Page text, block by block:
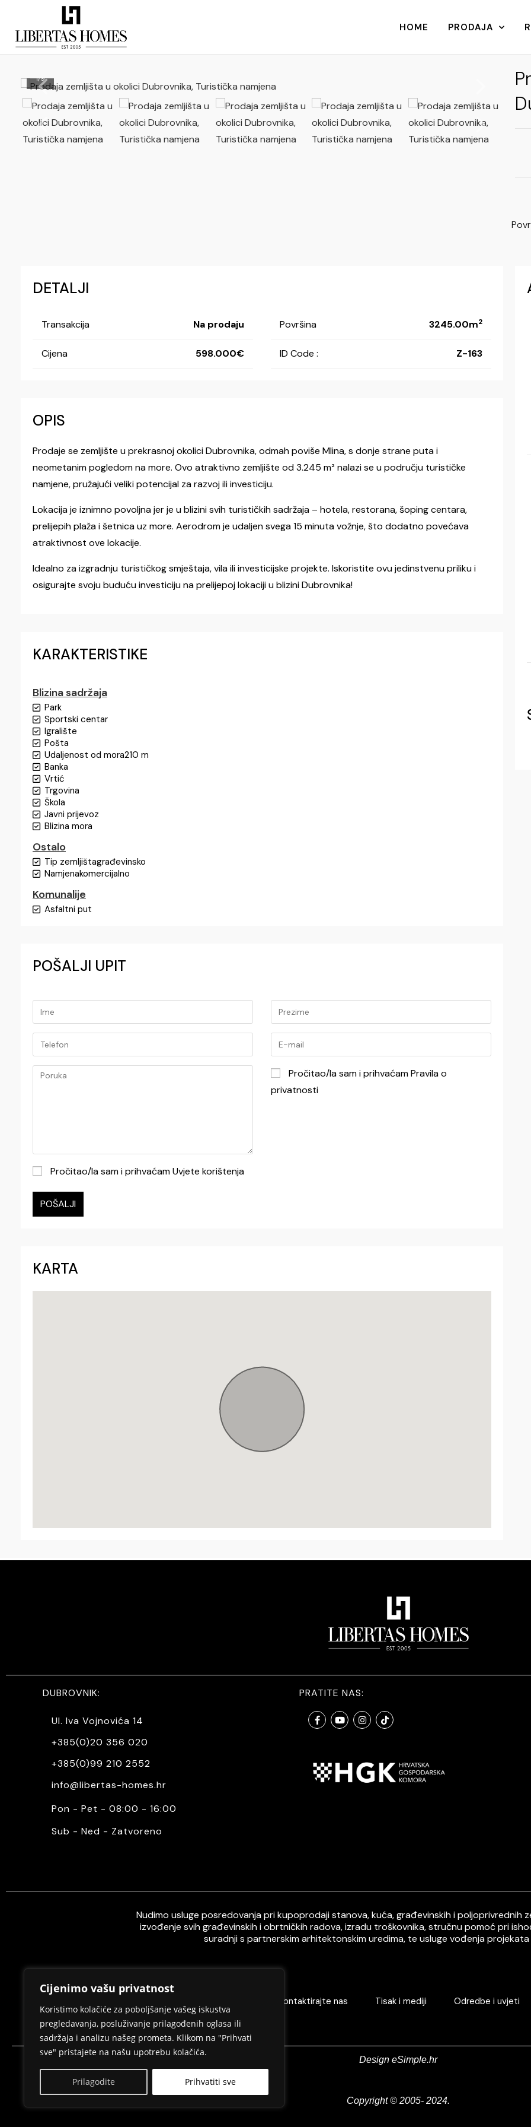
Cijenimo vašu privatnost
Koristimo kolačiće za poboljšanje vašeg iskustva
pregledavanja, posluživanje prilagođenih oglasa ili
sadržaja i analizu našeg prometa. Klikom na "Prihvati
sve" pristajete na našu upotrebu kolačića.
Prilagodite Prihvatiti sve
HOME PRODAJA
1/9
DETALJI
Transakcija Na prodaju Površina 3245.00m2
Cijena 598.000 ID Code : Z-163
OPIS
Prodaje se zemljište u prekrasnoj okolici Dubrovnika, odmah poviše Mlina, s donje strane puta i
neometanim pogledom na more. Ovo atraktivno zemljište od 3.245 m² nalazi se u području turističke
namjene, pružajući veliki potencijal za razvoj ili investiciju.
Lokacija je iznimno povoljna jer je u blizini svih turističkih sadržaja – hotela, restorana, šoping centara,
prelijepih plaža i šetnica uz more. Aerodrom je udaljen svega 15 minuta vožnje, što dodatno povećava
atraktivnost ove lokacije.
Idealno za izgradnju turističkog smještaja, vila ili investicijske projekte. Iskoristite ovu jedinstvenu priliku i
osigurajte svoju buduću investiciju na prelijepoj lokaciji u blizini Dubrovnika!
KARAKTERISTIKE
Blizina sadržaja
Park
Sportski centar
Igralište
Pošta
Udaljenost od mora210 m
Banka
Vrtić
Trgovina
Škola
Javni prijevoz
Blizina mora
Ostalo
Tip zemljištagrađevinsko
Namjenakomercijalno
Komunalije
Asfaltni put
POŠALJI UPIT
Pročitao/la sam i prihvaćam Pravila o
privatnosti
Pročitao/la sam i prihvaćam Uvjete korištenja
POŠALJI
KARTA
DUBROVNIK:
Ul. Iva Vojnovića 14
+385(0)20 356 020
+385(0)99 210 2552
info@libertas-homes.hr
Pon - Pet - 08:00 - 16:00
Sub - Ned - Zatvoreno
PRATITE NAS:
Nudimo usluge posredovanja pri kupoprodaji stanova, kuća, građevinskih i poljoprivrednih
izvođenje svih građevinskih i obrtničkih radova, izradu troškovnika, stručnu pomoć pri
suradnji s partnerskim arhitektonskim uredima, te usluge vođenja
Kontaktirajte nas Tisak i mediji Odredbe i uvjeti
Design eSimple.hr
Copyright © 2005- 2024.